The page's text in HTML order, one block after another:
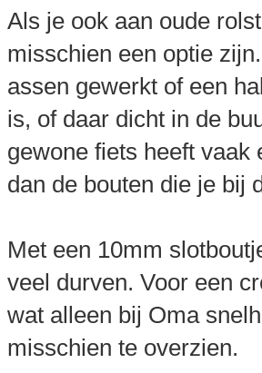
Als je ook aan oude
misschien een optie
assen gewerkt of een
is, of daar dicht in de
gewone fiets heeft vaak
dan de bouten die je bij
Met een 10mm
veel durven. Voor een
wat alleen bij Oma
misschien te overzien.